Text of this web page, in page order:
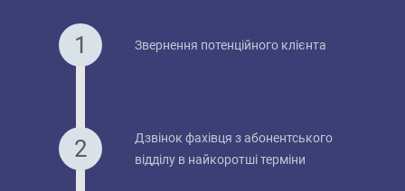
Звернення потенційного клієнта
Дзвінок фахівця з абонентського
відділу в найкоротші терміни